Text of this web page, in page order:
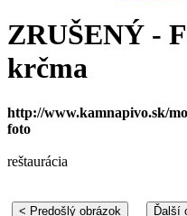
ZRUŠENÝ -
krčma
http://www.kamnapivo.sk/
foto
reštaurácia